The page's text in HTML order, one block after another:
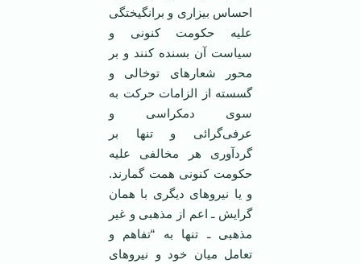
احساس بیزاری و برانگیختگی
علیه حکومت کنونی و
سیاست آن بسنده کنند و بر
محور شعارهای توخالی و
گسسته از الزامات حرکت به
سوی دمکراسی و
عرفی‌گرائی و تنها بر
گردآوری هر مخالفی علیه
حکومت کنونی همت گمارند.
و یا نیروهای دیگری با همان
گرایش ـ اعم از مذهبی و غیر
مذهبی ـ تنها به “تفاهم و
تعامل میان خود و نیروهای